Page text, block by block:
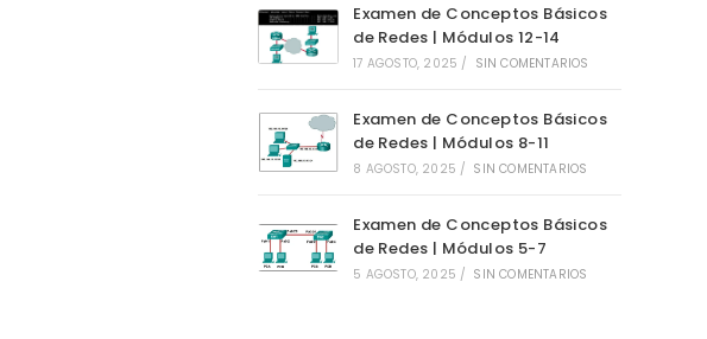
Examen de Conceptos Básicos
de Redes | Módulos 12-14
17 AGOSTO, 2025 / SIN COMENTARIOS
Examen de Conceptos Básicos
de Redes | Módulos 8-11
8 AGOSTO, 2025 / SIN COMENTARIOS
Examen de Conceptos Básicos
de Redes | Módulos 5-7
5 AGOSTO, 2025 / SIN COMENTARIOS